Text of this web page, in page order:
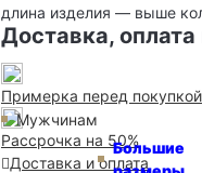
Мужчинам
Большие
длина изделия — выше
Доставка,
Примерка перед покупкой
Рассрочка на 50%
Доставка и оплата